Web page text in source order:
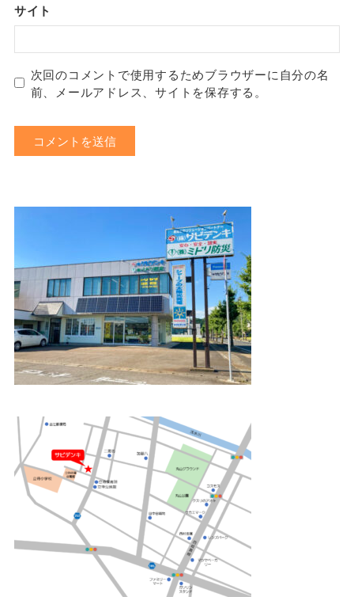
サイト
次回のコメントで使用するためブラウザーに自分の名
前、メールアドレス、サイトを保存する。